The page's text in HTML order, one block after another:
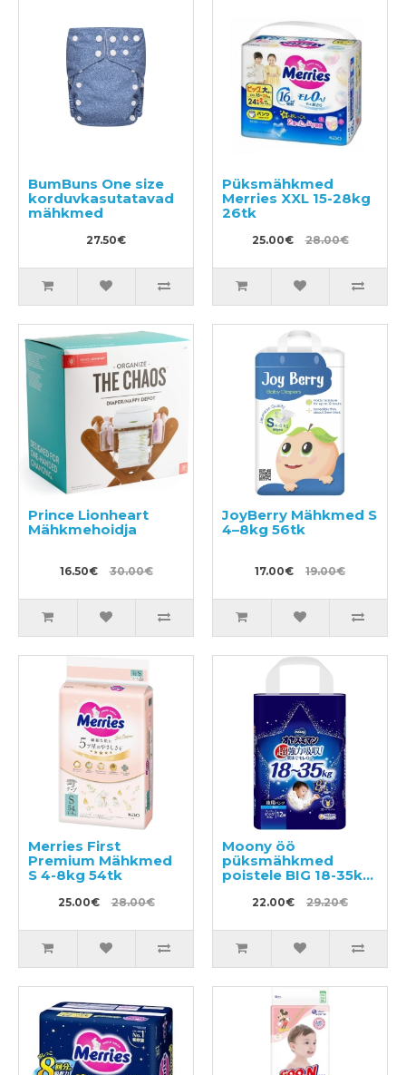
BumBuns One size
korduvkasutatavad
mähkmed
27.50€
Püksmähkmed
Merries XXL 15-28kg
26tk
25.00€ 28.00€
Prince Lionheart
Mähkmehoidja
16.50€ 30.00€
JoyBerry Mähkmed S
4–8kg 56tk
17.00€ 19.00€
Merries First
Premium Mähkmed
S 4-8kg 54tk
25.00€ 28.00€
Moony öö
püksmähkmed
poistele BIG 18-35kg
22.00€ 29.20€